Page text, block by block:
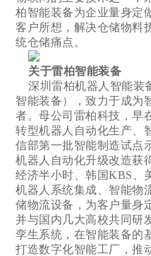
柏智能装备为企业量身定
客户所想，解决仓储物料
统仓储痛点。
关于雷柏智能装备
深圳雷柏机器人智能装
智能装备），致力于成为
者。母公司雷柏科技，早
转型机器人自动化生产、
信部第一批智能制造试点
机器人自动化升级改造获
经济半小时、韩国KBS、
机器人系统集成、智能物
储物流设备，为客户量身
并与国内几大高校共同研
孪生系统，在智能装备的
打造数字化智能工厂，推